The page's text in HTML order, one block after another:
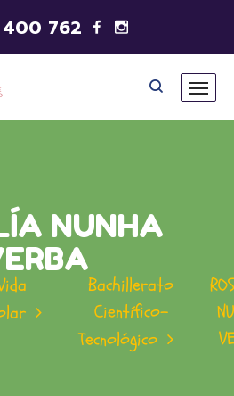
762
NUNHA
Bachillerato
Científico-
Tecnológico